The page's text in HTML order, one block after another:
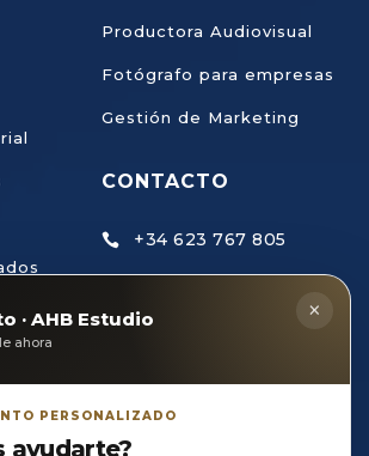
Productora Audiovisual
Fotógrafo para empresas
Gestión de Marketing
CONTACTO
 +34 623 767 805
ondigital.com

AHB Estudio de
· AHB Estudio
ahora
×
PERSONALIZADO
ayudarte?